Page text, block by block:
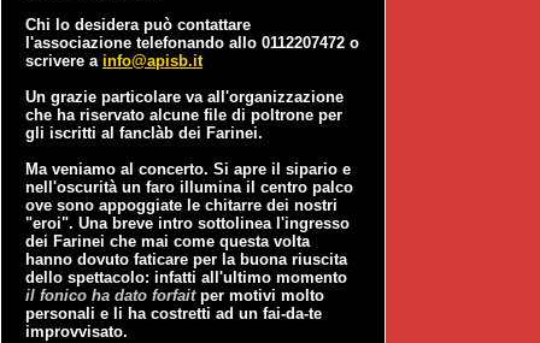
Chi lo desidera può contattare
l'associazione telefonando allo 0112207472 o
scrivere a info@apisb.it
Un grazie particolare va all'organizzazione
che ha riservato alcune file di poltrone per
gli iscritti al fanclàb dei Farinei.
Ma veniamo al concerto. Si apre il sipario e
nell'oscurità un faro illumina il centro palco
ove sono appoggiate le chitarre dei nostri
"eroi". Una breve intro sottolinea l'ingresso
dei Farinei che mai come questa volta
hanno dovuto faticare per la buona riuscita
dello spettacolo: infatti all'ultimo momento
il fonico ha dato forfaitper motivi molto
personali e li ha costretti ad un fai-da-te
improvvisato.